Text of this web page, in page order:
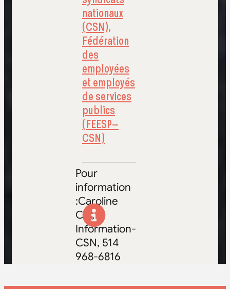
nationaux
(CSN),
Fédération
des
employées
et employés
de services
publics
(FEESP–
CSN)
Pour
information
:Caroline
Cyr,
Information-
CSN, 514
968-6816